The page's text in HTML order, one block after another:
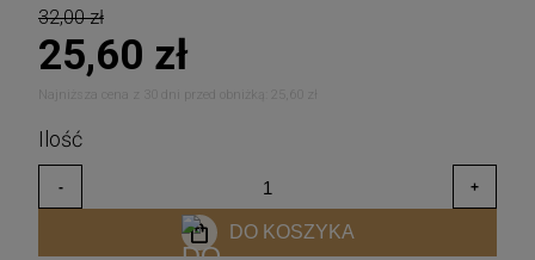
32,00 zł
25,60 zł
Najniższa cena z 30 dni przed obniżką: 25,60 zł
DO KOSZYKA